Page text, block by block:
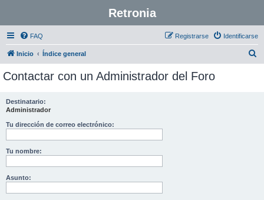
Retronia
FAQ Identificarse
Registrarse
Inicio Índice general
Contactar con un Administrador del Foro
Destinatario:
Administrador
Tu dirección de correo electrónico:
Tu nombre:
Asunto: